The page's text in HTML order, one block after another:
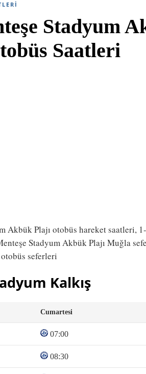
Stadyum
Saatleri
Akbük Plajı otobüs hareket saatleri,
Stadyum Akbük Plajı Muğla
seferleri
Kalkış
Cumartesi
07:00
08:30